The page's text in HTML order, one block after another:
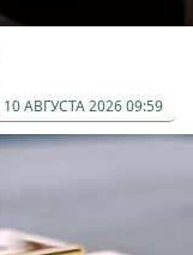
10 АВГУСТА 2026 09:59